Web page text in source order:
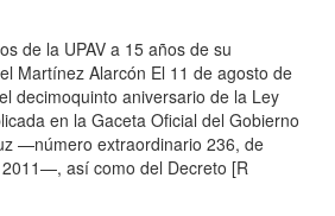
de la UPAV a 15 años de su
Martínez Alarcón El 11 de agosto de
decimoquinto aniversario de la Ley
en la Gaceta Oficial del Gobierno
—número extraordinario 236, de
así como del Decreto [R